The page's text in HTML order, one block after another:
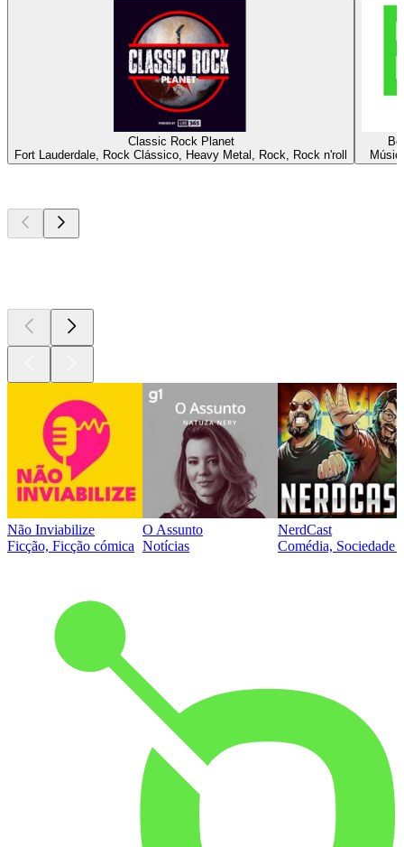
Classic Rock Planet
Fort Lauderdale, Rock Clássico, Heavy Metal, Rock, Rock n'roll
Não Inviabilize
Ficção, Ficção cómica
O Assunto
Notícias
NerdCast
Comédia, Sociedade